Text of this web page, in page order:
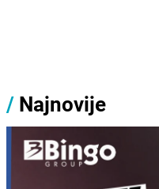
/ Najnovije